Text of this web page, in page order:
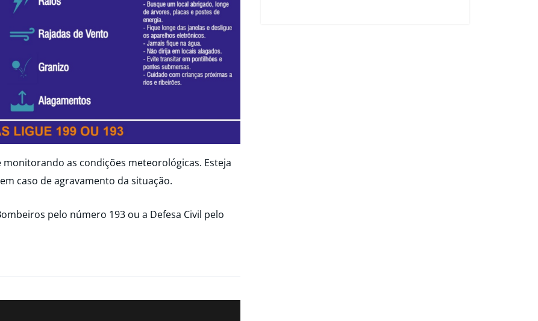
monitorando as condições meteorológicas. Esteja
caso de agravamento da situação.
pelo número 193 ou a Defesa Civil pelo